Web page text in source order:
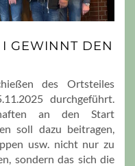
GEWINNT DEN
des Ortsteiles
durchgeführt.
an den Start
soll dazu beitragen,
usw. nicht nur zu
sondern das sich die